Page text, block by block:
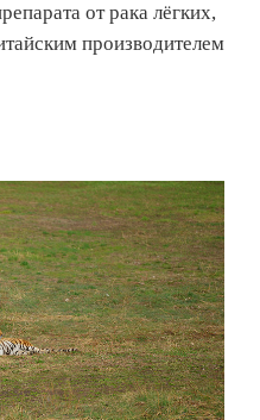
от рака лёгких,
производителем